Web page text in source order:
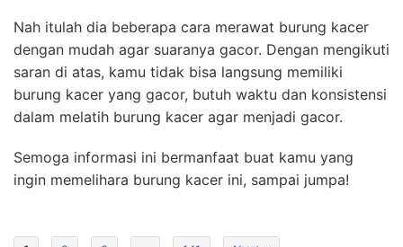
Nah itulah dia beberapa cara merawat burung kacer
dengan mudah agar suaranya gacor. Dengan mengikuti
saran di atas, kamu tidak bisa langsung memiliki
burung kacer yang gacor, butuh waktu dan konsistensi
dalam melatih burung kacer agar menjadi gacor.
Semoga informasi ini bermanfaat buat kamu yang
ingin memelihara burung kacer ini, sampai jumpa!